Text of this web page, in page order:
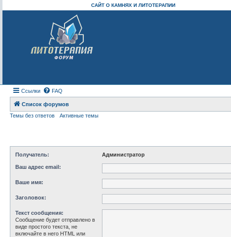
САЙТ О КАМНЯХ И ЛИТОТЕРАПИИ
Ссылки FAQ
Список форумов
Темы без ответов
Активные темы
Получатель: Администратор
Ваш адрес email:
Ваше имя:
Заголовок:
Текст сообщения:
Сообщение будет отправлено в
виде простого текста, не
включайте в него HTML или